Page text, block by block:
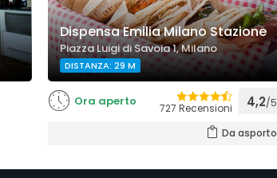
Dispensa Emilia Milano Stazione
Piazza Luigi di Savoia 1, Milano
DISTANZA: 29 M
Ora aperto 727 Recensioni 4,2/5
Da asporto